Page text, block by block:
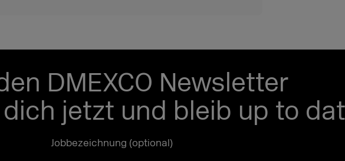
DMEXCO Newsletter
jetzt und bleib up to
Jobbezeichnung (optional)